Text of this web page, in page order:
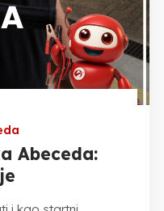
Abeceda: